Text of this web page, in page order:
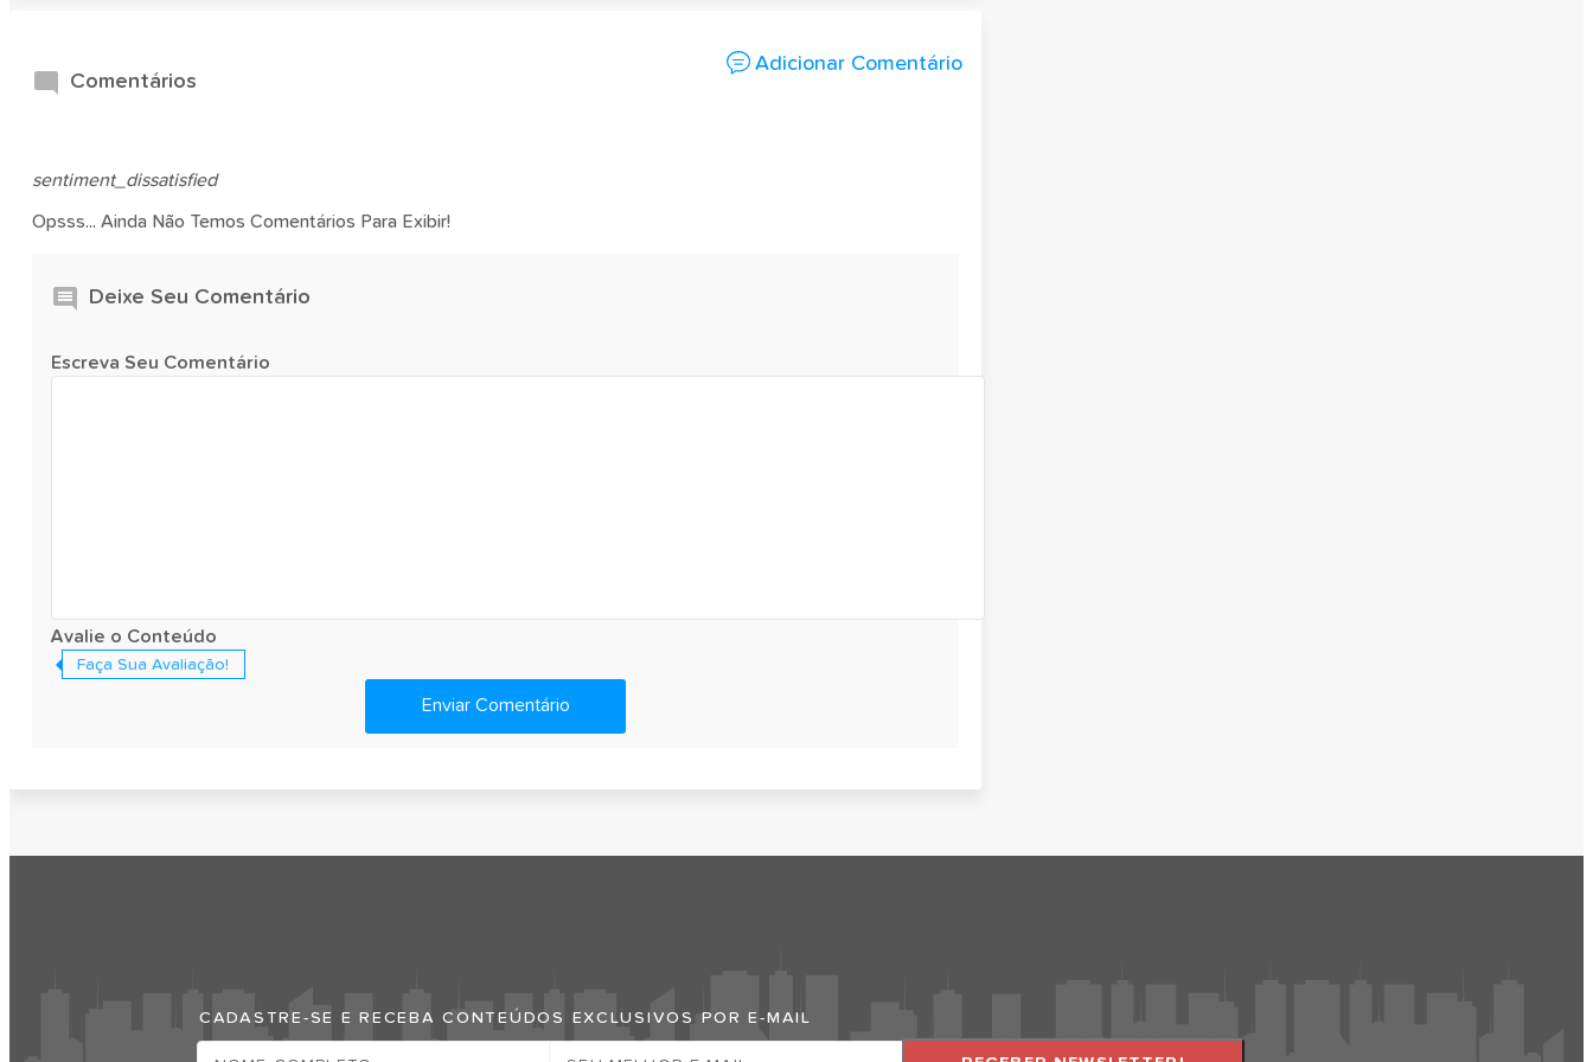
Comentários
Adicionar Comentário
sentiment_dissatisfied
Opsss... Ainda Não Temos Comentários Para Exibir!
Deixe Seu Comentário
Escreva Seu Comentário
Avalie o Conteúdo
Faça Sua Avaliação!
Enviar Comentário
CADASTRE-SE E RECEBA CONTEÚDOS EXCLUSIVOS POR E-MAIL